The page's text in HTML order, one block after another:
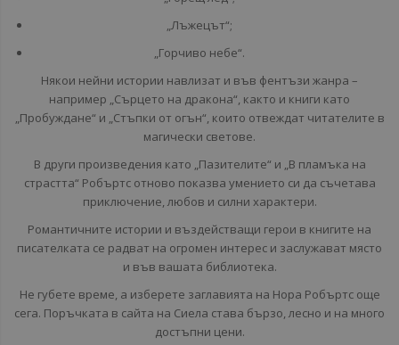
„Лъжецът“;
„Горчиво небе“.
Някои нейни истории навлизат и във фентъзи жанра –
например „Сърцето на дракона“, както и книги като
„Пробуждане“ и „Стъпки от огън“, които отвеждат читателите в
магически светове.
В други произведения като „Пазителите“ и „В пламъка на
страстта“ Робъртс отново показва умението си да съчетава
приключение, любов и силни характери.
Романтичните истории и въздействащи герои в книгите на
писателката се радват на огромен интерес и заслужават място
и във вашата библиотека.
Не губете време, а изберете заглавията на Нора Робъртс още
сега. Поръчката в сайта на Сиела става бързо, лесно и на много
достъпни цени.